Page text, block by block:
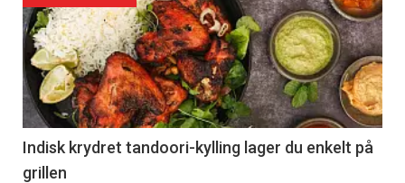
detail
-
section
11
Indisk krydret tandoori-kylling lager du enkelt på
grillen